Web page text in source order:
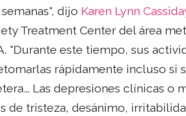
dijo Karen Lynn
Treatment Center del área
"Durante este tiempo, sus
rápidamente incluso si
Las depresiones clínicas o
de tristeza, desánimo,